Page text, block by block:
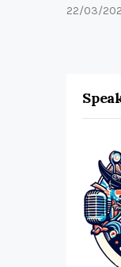
22/03/